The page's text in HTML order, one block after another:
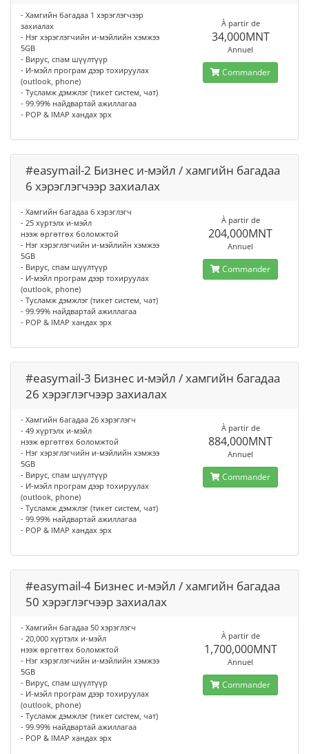
- Хамгийн багадаа 1 хэрэглэгчээр
захиалах
- Нэг хэрэглэгчийн и-мэйлийн хэмжээ
5GB
- Вирус, спам шүүлтүүр
- И-мэйл програм дээр тохируулах
(outlook, phone)
- Тусламж дэмжлэг (тикет систем, чат)
- 99.99% найдвартай ажиллагаа
- POP & IMAP хандах эрх
À partir de
34,000MNT
Annuel
Commander
#easymail-2 Бизнес и-мэйл / хамгийн багадаа
6 хэрэглэгчээр захиалах
- Хамгийн багадаа 6 хэрэглэгч
- 25 хүртэлх и-мэйл
нээж өргөтгөх боломжтой
- Нэг хэрэглэгчийн и-мэйлийн хэмжээ
5GB
- Вирус, спам шүүлтүүр
- И-мэйл програм дээр тохируулах
(outlook, phone)
- Тусламж дэмжлэг (тикет систем, чат)
- 99.99% найдвартай ажиллагаа
- POP & IMAP хандах эрх
À partir de
204,000MNT
Annuel
Commander
#easymail-3 Бизнес и-мэйл / хамгийн багадаа
26 хэрэглэгчээр захиалах
- Хамгийн багадаа 26 хэрэглэгч
- 49 хүртэлх и-мэйл
нээж өргөтгөх боломжтой
- Нэг хэрэглэгчийн и-мэйлийн хэмжээ
5GB
- Вирус, спам шүүлтүүр
- И-мэйл програм дээр тохируулах
(outlook, phone)
- Тусламж дэмжлэг (тикет систем, чат)
- 99.99% найдвартай ажиллагаа
- POP & IMAP хандах эрх
À partir de
884,000MNT
Annuel
Commander
#easymail-4 Бизнес и-мэйл / хамгийн багадаа
50 хэрэглэгчээр захиалах
- Хамгийн багадаа 50 хэрэглэгч
- 20,000 хүртэлх и-мэйл
нээж өргөтгөх боломжтой
- Нэг хэрэглэгчийн и-мэйлийн хэмжээ
5GB
- Вирус, спам шүүлтүүр
- И-мэйл програм дээр тохируулах
(outlook, phone)
- Тусламж дэмжлэг (тикет систем, чат)
- 99.99% найдвартай ажиллагаа
- POP & IMAP хандах эрх
À partir de
1,700,000MNT
Annuel
Commander